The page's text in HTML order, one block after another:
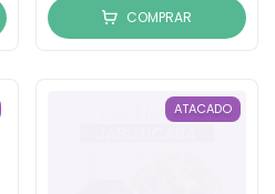
COMPRAR
ATACADO